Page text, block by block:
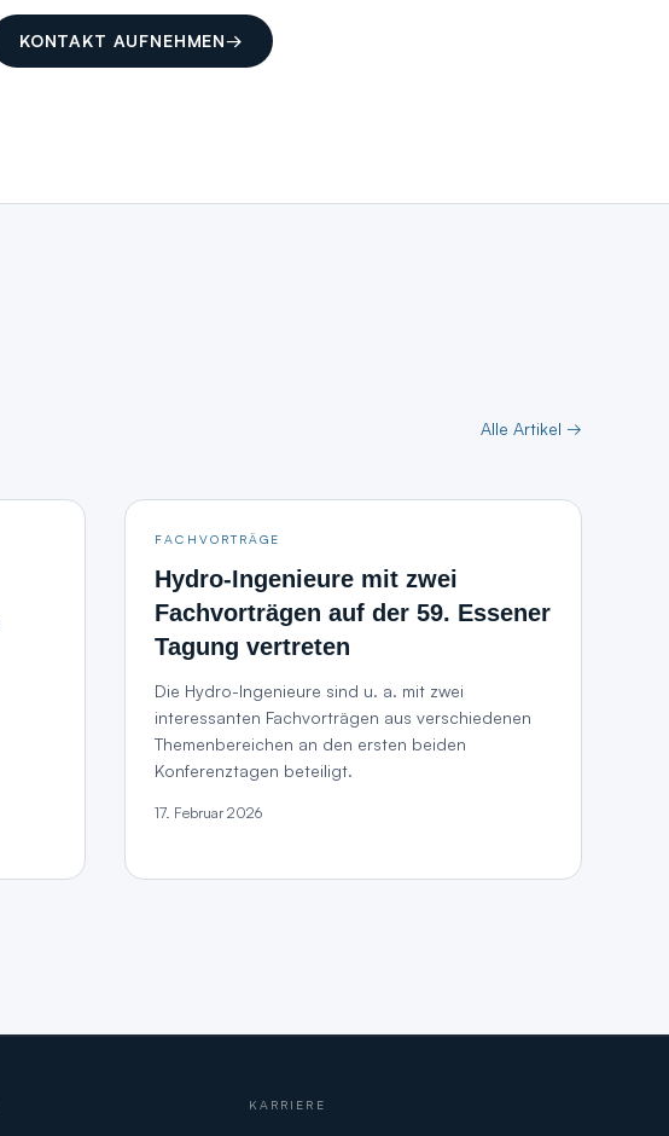
KONTAKT AUFNEHMEN→
Alle Artikel →
FACHVORTRÄGE
Hydro-Ingenieure mit zwei
Fachvorträgen auf der 59. Essener
Tagung vertreten
Die Hydro-Ingenieure sind u. a. mit zwei
interessanten Fachvorträgen aus verschiedenen
Themenbereichen an den ersten beiden
Konferenztagen beteiligt.
17. Februar 2026
KARRIERE